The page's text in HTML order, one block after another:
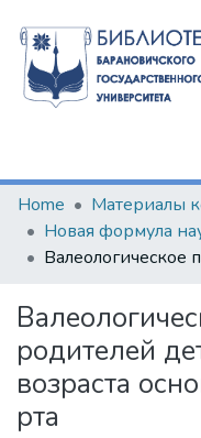
Communities &
All of DSpace
Home
Новая формула
родителей
возраста
рта